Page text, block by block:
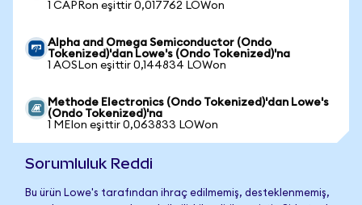
1 CAPRon eşittir 0,017762 LOWon
Alpha and Omega Semiconductor (Ondo
Tokenized)'dan Lowe's (Ondo Tokenized)'na
1 AOSLon eşittir 0,144834 LOWon
Methode Electronics (Ondo Tokenized)'dan Lowe's
(Ondo Tokenized)'na
1 MEIon eşittir 0,063833 LOWon
Sorumluluk Reddi
Bu ürün Lowe's tarafından ihraç edilmemiş, desteklenmemiş,